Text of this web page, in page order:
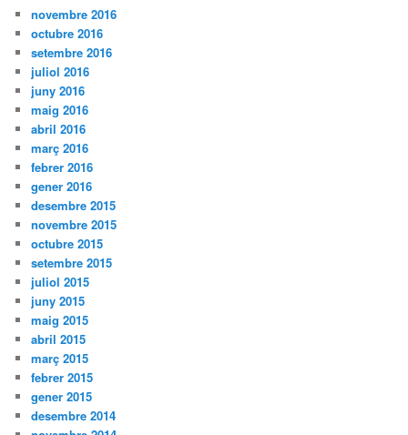
novembre 2016
octubre 2016
setembre 2016
juliol 2016
juny 2016
maig 2016
abril 2016
març 2016
febrer 2016
gener 2016
desembre 2015
novembre 2015
octubre 2015
setembre 2015
juliol 2015
juny 2015
maig 2015
abril 2015
març 2015
febrer 2015
gener 2015
desembre 2014